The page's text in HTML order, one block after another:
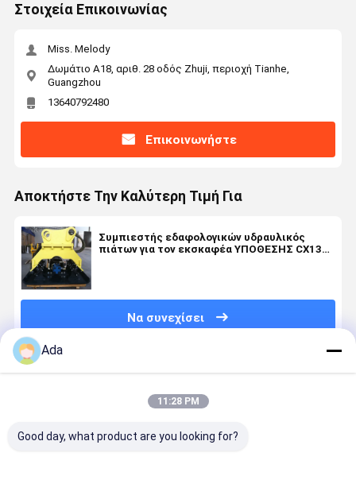
Στοιχεία Επικοινωνίας
Miss. Melody
Δωμάτιο Α18, αριθ. 28 οδός Zhuji, περιοχή Tianhe,
Guangzhou
13640792480
Επικοινωνήστε
Αποκτήστε Την Καλύτερη Τιμή Για
Συμπιεστής εδαφολογικών υδραυλικός
πιάτων για τον εκσκαφέα ΥΠΟΘΕΣΗΣ CX130
Να συνεχίσει
Συνιστώμενα Προϊόντα
Ada
11:28 PM
Good day, what product are you looking for?